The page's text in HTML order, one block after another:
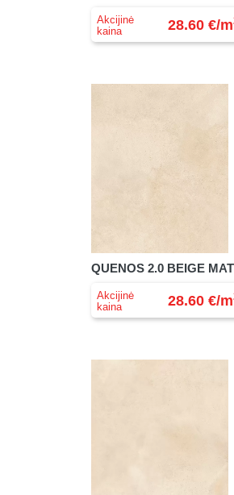
Akcijinė
kaina
28.60 €/m
QUENOS 2.0 BEIGE
Akcijinė
kaina
28.60 €/m